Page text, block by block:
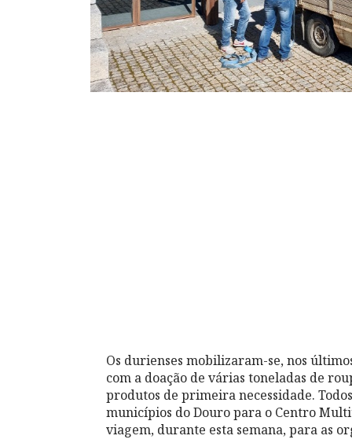
Os durienses mobilizaram-se, nos
com a doação de várias toneladas de
produtos de primeira necessidade.
municípios do Douro para o Centro
viagem, durante esta semana, para as